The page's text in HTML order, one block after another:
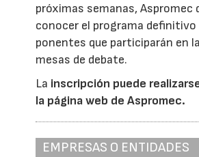
próximas semanas, Aspromec
conocer el programa definitivo
ponentes que participarán en
mesas de debate.
La inscripción puede
la página web de Aspromec.
EMPRESAS O ENTIDADES